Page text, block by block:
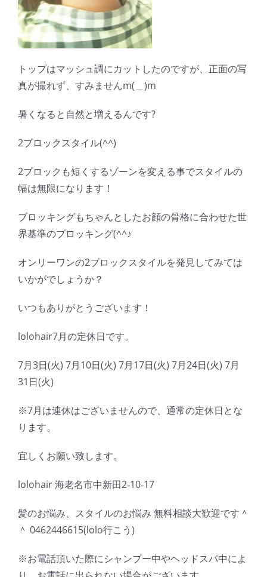
トップはマッシュ調にカットしたのですが、正面の写
真が撮れず、すみませんm(＿)m
暑くなると自然と増えるんです?
2ブロックスタイル(^^)
2ブロックも短くするゾーンを変える事でスタイルの
幅は無限になります！
ブロッキングもちゃんとしたお顔の骨格に合わせた世
界基準のブロッキング(^^♪
オンリーワンの2ブロックスタイルを発見してみては
いかがでしょうか？
いつもありがとうございます！
lolohair7月の定休日です。
7月3日(火) 7月10日(火) 7月17日(火) 7月24日(火) 7月
31日(火)
※7月は連休はございませんので、通常の定休日とな
ります。
宜しくお願い致します。
lolohair 海老名市中新田2‐10‐17
髪のお悩み、スタイルのお悩み 無料相談大歓迎です＾
＾ 0462446615(lolo行こう)
※お電話頂いた際にシャンプー中やヘッドスパ中によ